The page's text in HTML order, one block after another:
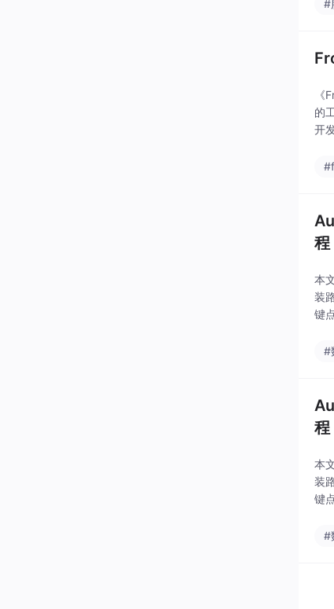
#
《
的
开
程
本
装
键
#
程
本
装
键
#